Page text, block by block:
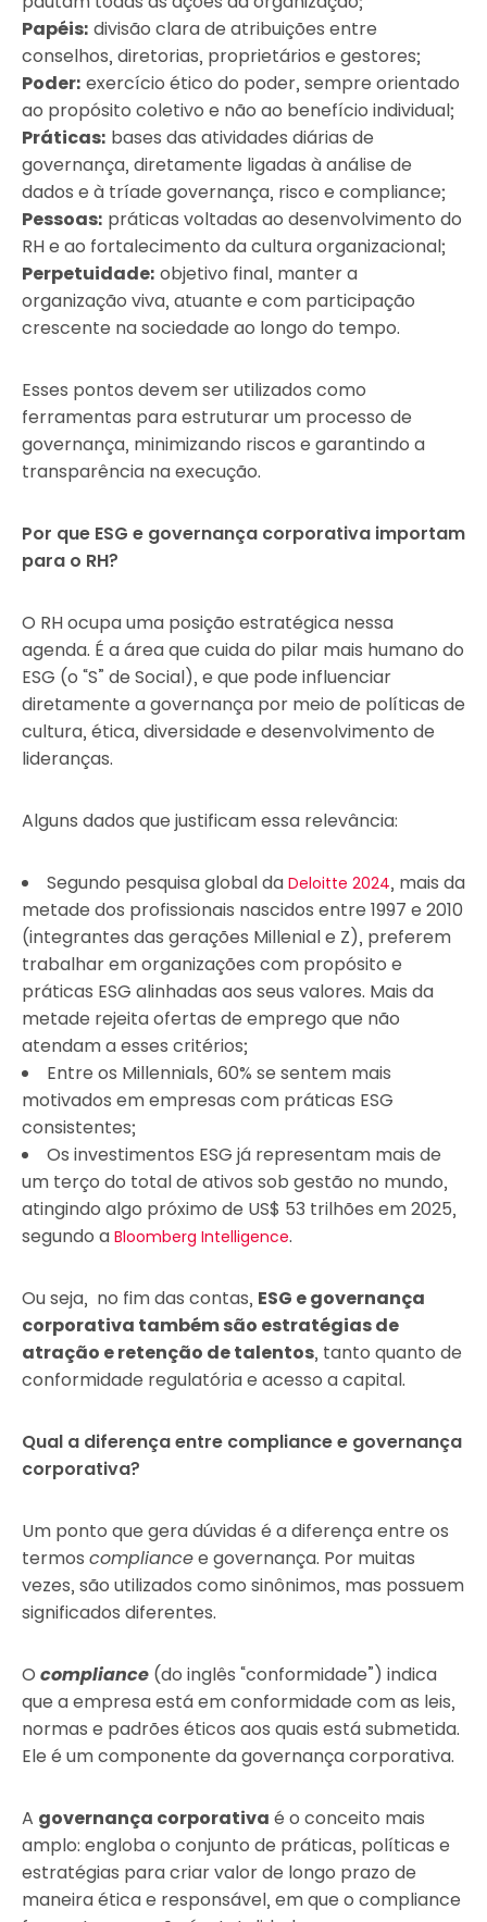
Papéis: divisão clara de atribuições entre
conselhos, diretorias, proprietários e gestores;
Poder: exercício ético do poder, sempre orientado
ao propósito coletivo e não ao benefício individual;
Práticas: bases das atividades diárias de
governança, diretamente ligadas à análise de
dados e à tríade governança, risco e compliance;
Pessoas: práticas voltadas ao desenvolvimento do
RH e ao fortalecimento da cultura organizacional;
Perpetuidade: objetivo final, manter a
organização viva, atuante e com participação
crescente na sociedade ao longo do tempo.
Esses pontos devem ser utilizados como
ferramentas para estruturar um processo de
governança, minimizando riscos e garantindo a
transparência na execução.
Por que ESG e governança corporativa importam
para o RH?
O RH ocupa uma posição estratégica nessa
agenda. É a área que cuida do pilar mais humano do
ESG (o “S” de Social), e que pode influenciar
diretamente a governança por meio de políticas de
cultura, ética, diversidade e desenvolvimento de
lideranças.
Alguns dados que justificam essa relevância:
Segundo pesquisa global da Deloitte 2024, mais da
metade dos profissionais nascidos entre 1997 e 2010
(integrantes das gerações Millenial e Z), preferem
trabalhar em organizações com propósito e
práticas ESG alinhadas aos seus valores. Mais da
metade rejeita ofertas de emprego que não
atendam a esses critérios;
Entre os Millennials, 60% se sentem mais
motivados em empresas com práticas ESG
consistentes;
Os investimentos ESG já representam mais de
um terço do total de ativos sob gestão no mundo,
atingindo algo próximo de US$ 53 trilhões em 2025,
segundo a Bloomberg Intelligence.
Ou seja, no fim das contas, ESG e governança
corporativa também são estratégias de
atração e retenção de talentos, tanto quanto de
conformidade regulatória e acesso a capital.
Qual a diferença entre compliance e governança
corporativa?
Um ponto que gera dúvidas é a diferença entre os
termos compliancee governança. Por muitas
vezes, são utilizados como sinônimos, mas possuem
significados diferentes.
O compliance (do inglês “conformidade”) indica
que a empresa está em conformidade com as leis,
normas e padrões éticos aos quais está submetida.
Ele é um componente da governança corporativa.
A governança corporativa é o conceito mais
amplo: engloba o conjunto de práticas, políticas e
estratégias para criar valor de longo prazo de
maneira ética e responsável, em que o compliance